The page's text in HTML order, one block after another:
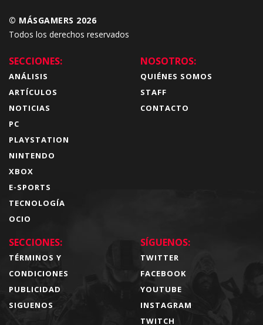
© MÁSGAMERS 2026
Todos los derechos reservados
SECCIONES:
ANÁLISIS
ARTÍCULOS
NOTICIAS
PC
PLAYSTATION
NINTENDO
XBOX
E-SPORTS
TECNOLOGÍA
OCIO
NOSOTROS:
QUIÉNES SOMOS
STAFF
CONTACTO
SECCIONES:
TÉRMINOS Y
CONDICIONES
PUBLICIDAD
SIGUENOS
SÍGUENOS:
TWITTER
FACEBOOK
YOUTUBE
INSTAGRAM
TWITCH